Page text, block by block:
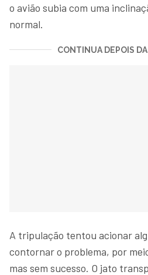
o avião subia com uma
normal.
CONTINUA DEPOIS
A tripulação tentou acionar
contornar o problema, por
mas sem sucesso. O jato